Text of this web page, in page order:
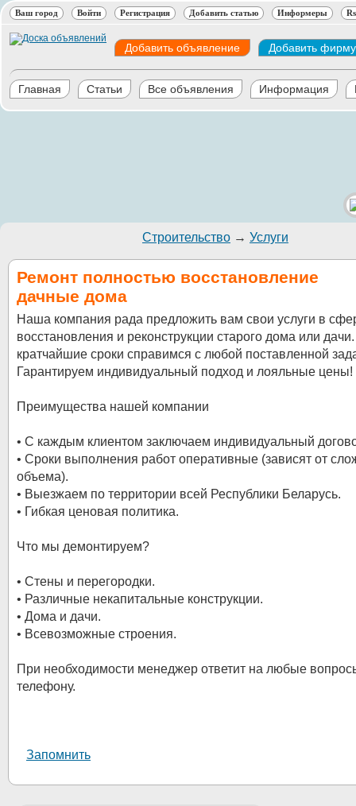
Ваш город Войти Регистрация Добавить статью Информеры
Добавить объявление Добавить фирму
Главная Статьи Все объявления Информация
Строительство → Услуги
Ремонт полностью восстановление
дачные дома
Наша компания рада предложить вам свои услуги в
восстановления и реконструкции старого дома или
кратчайшие сроки справимся с любой поставленной
Гарантируем индивидуальный подход и лояльные цены!
Преимущества нашей компании
• С каждым клиентом заключаем индивидуальный
• Сроки выполнения работ оперативные (зависят от
объема).
• Выезжаем по территории всей Республики Беларусь.
• Гибкая ценовая политика.
Что мы демонтируем?
• Стены и перегородки.
• Различные некапитальные конструкции.
• Дома и дачи.
• Всевозможные строения.
При необходимости менеджер ответит на любые
телефону.
Запомнить